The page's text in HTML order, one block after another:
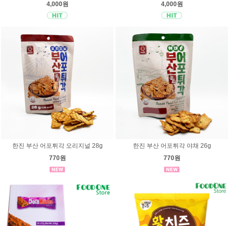
4,000원
4,000원
한진 부산 어포튀각 오리지널 28g
770원
한진 부산 어포튀각 야채 26g
770원